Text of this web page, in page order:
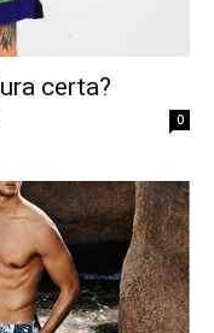
certa?
0